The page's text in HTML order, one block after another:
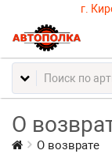
г.
О
О возврате